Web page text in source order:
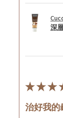
深
★★★
治好我的